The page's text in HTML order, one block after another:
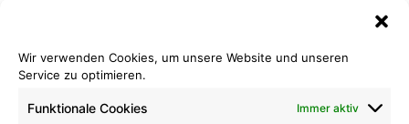
Wir verwenden Cookies, um unsere Website und unseren
Service zu optimieren.
Funktionale Cookies Immer aktiv